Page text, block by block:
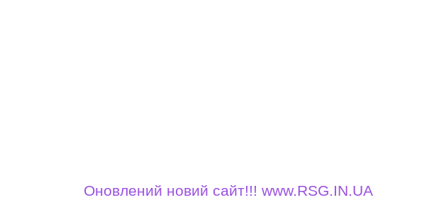
Оновлений новий сайт!!! www.RSG.IN.UA